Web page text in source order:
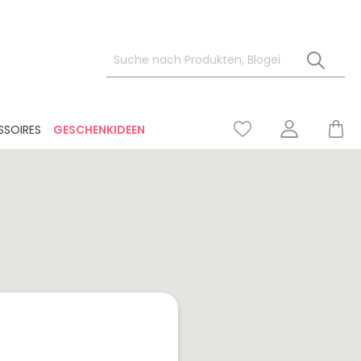
GESCHENKIDEEN